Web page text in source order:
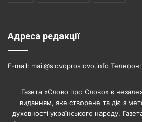
Адреса редакції
E-mail: mail@slovoproslovo.info
Газета «Слово про Слово» є
виданням, яке створене та діє з
духовності українського народу.